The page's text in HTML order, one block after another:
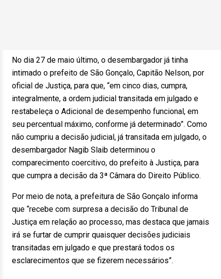
No dia 27 de maio último, o desembargador já tinha
intimado o prefeito de São Gonçalo, Capitão Nelson, por
oficial de Justiça, para que, “em cinco dias, cumpra,
integralmente, a ordem judicial transitada em julgado e
restabeleça o Adicional de desempenho funcional, em
seu percentual máximo, conforme já determinado”. Como
não cumpriu a decisão judicial, já transitada em julgado, o
desembargador Nagib Slaib determinou o
comparecimento coercitivo, do prefeito à Justiça, para
que cumpra a decisão da 3ª Câmara do Direito Público.
Por meio de nota, a prefeitura de São Gonçalo informa
que “recebe com surpresa a decisão do Tribunal de
Justiça em relação ao processo, mas destaca que jamais
irá se furtar de cumprir quaisquer decisões judiciais
transitadas em julgado e que prestará todos os
esclarecimentos que se fizerem necessários”.